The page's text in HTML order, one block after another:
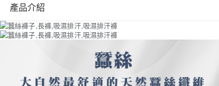
產品介紹